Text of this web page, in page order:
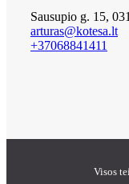
Sausupio g. 15,
arturas@kotesa.lt
+37068841411
Visos